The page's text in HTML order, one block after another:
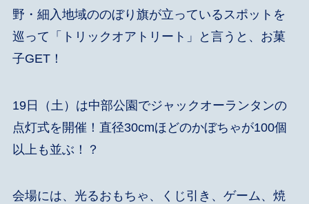
野・細入地域ののぼり旗が立っているスポットを
巡って「トリックオアトリート」と言うと、お菓
子GET！
19日（土）は中部公園でジャックオーランタンの
点灯式を開催！直径30cmほどのかぼちゃが100個
以上も並ぶ！？
会場には、光るおもちゃ、くじ引き、ゲーム、焼